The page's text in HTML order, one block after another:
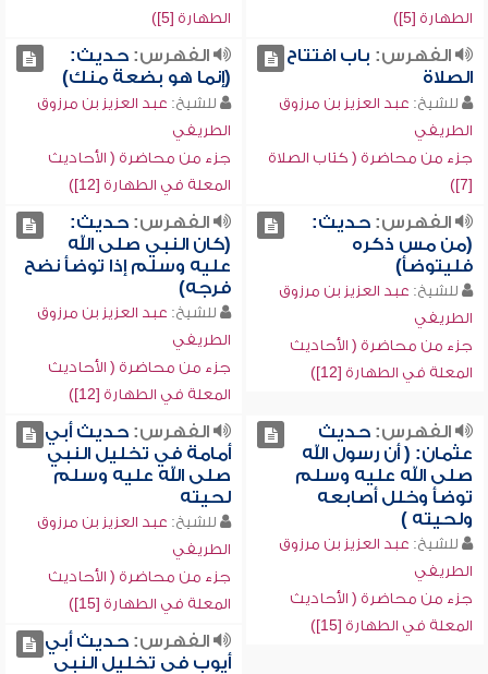
الطهارة [5])
الطهارة [5])
الفهرس: باب افتتاح
الصلاة
للشيخ: عبد العزيز بن مرزوق
الطريفي
جزء من محاضرة ( كتاب الصلاة
[7])
الفهرس:حديث:
(إنما هو بضعة منك)
للشيخ: عبد العزيز بن مرزوق
الطريفي
جزء من محاضرة ( الأحاديث
المعلة في الطهارة [12])
الفهرس:حديث:
(من مس ذكره
فليتوضأ)
للشيخ: عبد العزيز بن مرزوق
الطريفي
جزء من محاضرة ( الأحاديث
المعلة في الطهارة [12])
الفهرس:حديث:
(كان النبي صلى الله
عليه وسلم إذا توضأ نضح
فرجه)
للشيخ: عبد العزيز بن مرزوق
الطريفي
جزء من محاضرة ( الأحاديث
المعلة في الطهارة [12])
الفهرس:حديث
عثمان: ( أن رسول الله
صلى الله عليه وسلم
توضأ وخلل أصابعه
ولحيته )
للشيخ: عبد العزيز بن مرزوق
الطريفي
جزء من محاضرة ( الأحاديث
المعلة في الطهارة [15])
الفهرس:حديث أبي
أمامة في تخليل النبي
صلى الله عليه وسلم
لحيته
للشيخ: عبد العزيز بن مرزوق
الطريفي
جزء من محاضرة ( الأحاديث
المعلة في الطهارة [15])
الفهرس:حديث أبي
أيوب في تخليل النبي